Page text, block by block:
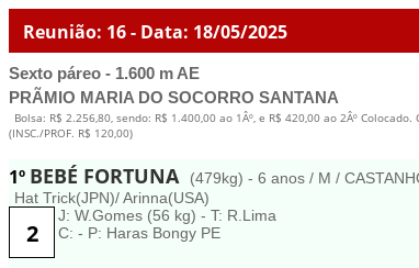
Reunião: 16 - Data: 18/05/2025
Sexto páreo - 1.600 m AE
PRÃMIO MARIA DO SOCORRO SANTANA
Bolsa: R$ 2.256,80, sendo: R$ 1.400,00 ao 1Âº, e R$ 420,00 ao 2Âº
(INSC./PROF. R$ 120,00)
1º BEBÉ FORTUNA
(479kg) - 6 anos / M /
Hat Trick(JPN)/ Arinna(USA)
2
J: W.Gomes (56 kg) - T: R.Lima
C: - P: Haras Bongy PE